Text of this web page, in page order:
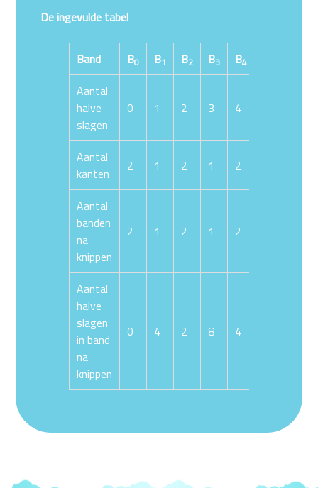
De ingevulde tabel
Band B0 B1 B2 B3 B4
Aantal
halve
slagen
0 1 2 3 4
Aantal
kanten
2 1 2 1 2
Aantal
banden
na
knippen
2 1 2 1 2
Aantal
halve
slagen
in band
na
knippen
0 4 2 8 4